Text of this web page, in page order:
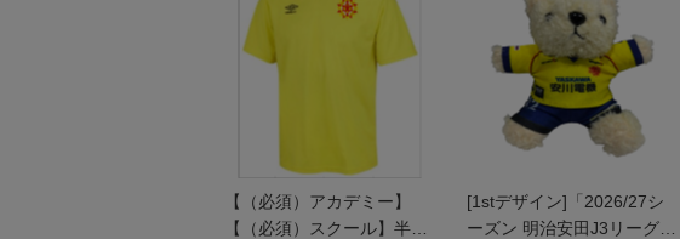
【（必須）アカデミー】
【（必須）スクール】半袖
[1stデザイン]「2026/27シ
ーズン 明治安田J3リーグ」